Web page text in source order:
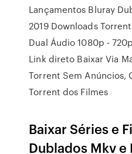
Lançamentos Bluray
2019 Downloads
Dual Áudio 1080p -
Link direto Baixar Via
Torrent Sem Anúncios,
Torrent dos Filmes
Baixar Séries e
Dublados Mkv e